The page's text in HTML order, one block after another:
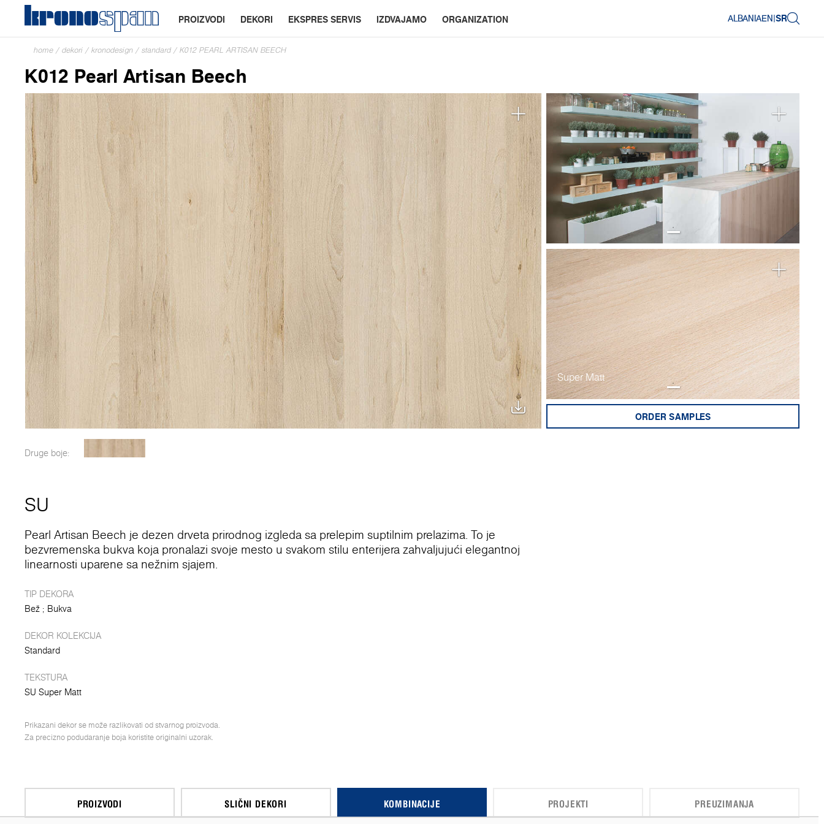
PROIZVODI DEKORI EKSPRES SERVIS IZDVAJAMO ORGANIZATION ALBANIAEN|SR
home / dekori / kronodesign / standard / K012 PEARL ARTISAN BEECH
K012 Pearl Artisan Beech
Super Matt
ORDER SAMPLES
Druge boje:
SU
Pearl Artisan Beech je dezen drveta prirodnog izgleda sa prelepim suptilnim prelazima. To je
bezvremenska bukva koja pronalazi svoje mesto u svakom stilu enterijera zahvaljujući elegantnoj
linearnosti uparene sa nežnim sjajem.
TIP DEKORA
Bež
Bukva
DEKOR KOLEKCIJA
Standard
TEKSTURA
SU Super Matt
Prikazani dekor se može razlikovati od stvarnog proizvoda.
Za precizno podudaranje boja koristite originalni uzorak.
PROIZVODI SLIČNI DEKORI KOMBINACIJE PROJEKTI PREUZIMANJA